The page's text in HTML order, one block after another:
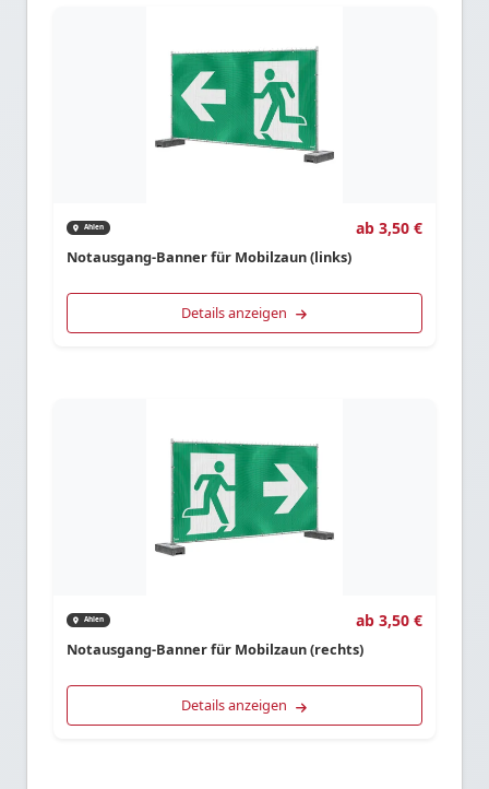
Ahlen ab 3,50 €
Notausgang-Banner für Mobilzaun (links)
Details anzeigen
Ahlen ab 3,50 €
Notausgang-Banner für Mobilzaun (rechts)
Details anzeigen